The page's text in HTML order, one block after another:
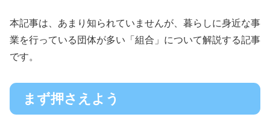
本記事は、あまり知られていませんが、暮らしに身近な事
業を行っている団体が多い「組合」について解説する記事
です。
まず押さえよう